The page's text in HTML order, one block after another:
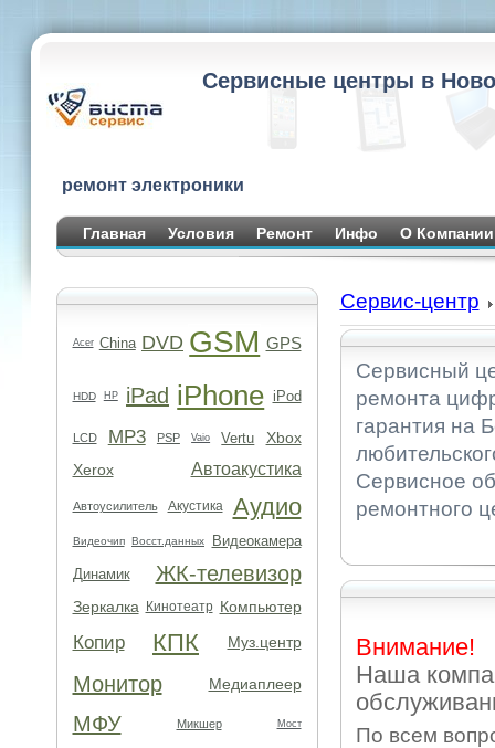
Сервисные центры в
ремонт электроники
Главная Условия Ремонт Инфо О Компании
Acer China DVD GSM GPS
HDD HP iPad iPhone iPod
LCD MP3 PSP Vaio Vertu
Xbox
Xerox
Автоакустика
Автоусилитель Акустика Аудио
Видеочип Восст.данных
Видеокамера
Динамик
ЖК-телевизор
Зеркалка Кинотеатр Компьютер
Копир КПК Муз.центр
Монитор Медиаплеер
МФУ Микшер Мост
Сервис-центр
Сервисный
ремонта
гарантия на
Сервисное
ремонтного
Внимание!
Наша
По всем